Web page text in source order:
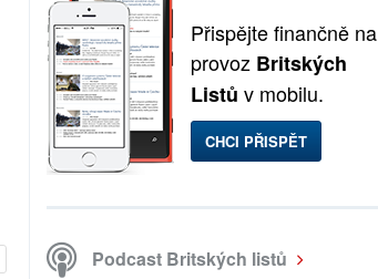
Přispějte finančně na
provoz Britských
Listů v mobilu.
CHCI PŘISPĚT
Podcast Britských listů